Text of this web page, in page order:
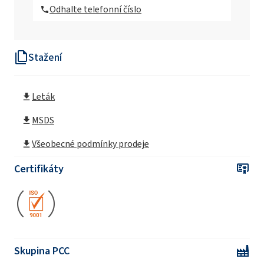
Stažení
Leták
MSDS
Všeobecné podmínky prodeje
Certifikáty
Skupina PCC
Ekoprodur® 1112B2 Polyuretanový systém
Ekoprodur® 3050W2 Polyuretanový systém
Odhalte telefonní číslo